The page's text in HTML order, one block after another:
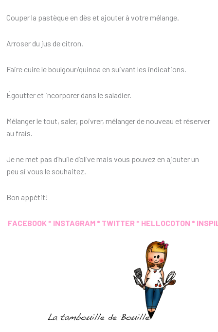
Couper la pastèque en dès et ajouter à votre mélange.
Arroser du jus de citron.
Faire cuire le boulgour/quinoa en suivant les indications.
Égoutter et incorporer dans le saladier.
Mélanger le tout, saler, poivrer, mélanger de nouveau et réserver
au frais.
Je ne met pas d’huile d’olive mais vous pouvez en ajouter un
peu si vous le souhaitez.
Bon appétit!
FACEBOOK * INSTAGRAM * TWITTER * HELLOCOTON *